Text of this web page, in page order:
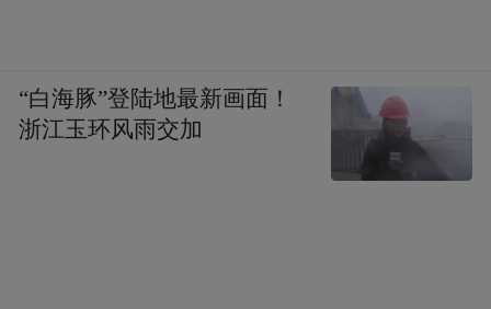
“白海豚”登陆地最新画面！
浙江玉环风雨交加